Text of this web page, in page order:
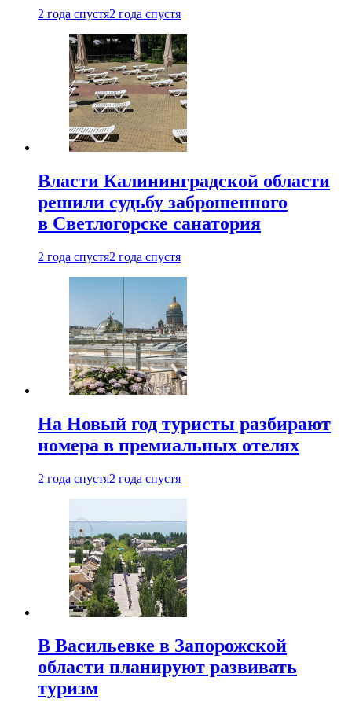
2 года спустя2 года спустя
Власти Калининградской области
решили судьбу заброшенного
в Светлогорске санатория
2 года спустя2 года спустя
На Новый год туристы разбирают
номера в премиальных отелях
2 года спустя2 года спустя
В Васильевке в Запорожской
области планируют развивать
туризм